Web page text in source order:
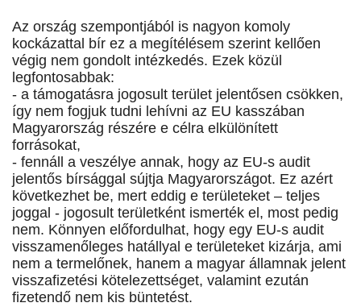
Az ország szempontjából is nagyon komoly
kockázattal bír ez a megítélésem szerint kellően
végig nem gondolt intézkedés. Ezek közül
legfontosabbak:
- a támogatásra jogosult terület jelentősen csökken,
így nem fogjuk tudni lehívni az EU kasszában
Magyarország részére e célra elkülönített
forrásokat,
- fennáll a veszélye annak, hogy az EU-s audit
jelentős bírsággal sújtja Magyarországot. Ez azért
következhet be, mert eddig e területeket – teljes
joggal - jogosult területként ismerték el, most pedig
nem. Könnyen előfordulhat, hogy egy EU-s audit
visszamenőleges hatállyal e területeket kizárja, ami
nem a termelőnek, hanem a magyar államnak jelent
visszafizetési kötelezettséget, valamint ezután
fizetendő nem kis büntetést.